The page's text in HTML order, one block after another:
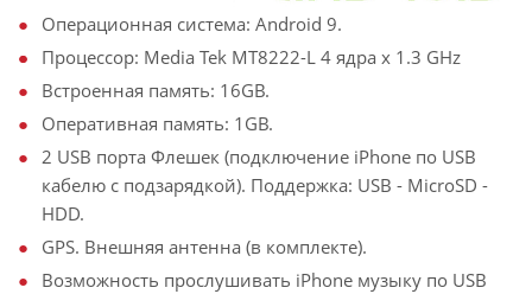
Операционная система: Android 9.
Процессор: Media Tek MT8222-L 4 ядра х 1.3 GHz
Встроенная память: 16GB.
Оперативная память: 1GB.
2 USB порта Флешек (подключение iPhone по USB
кабелю с подзарядкой). Поддержка: USB - MicroSD -
HDD.
GPS. Внешняя антенна (в комплекте).
Возможность прослушивать iPhone музыку по USB